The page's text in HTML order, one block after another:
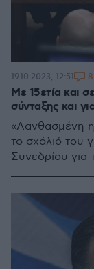
Με 15ετία και
σύνταξης και
«Λανθασμένη
το σχόλιό του
Συνεδρίου για
19.10.2023, 12:51 8